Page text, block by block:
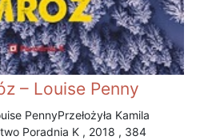
– Louise Penny
Penny Przełożyła Kamila
Poradnia K , 2018 , 384